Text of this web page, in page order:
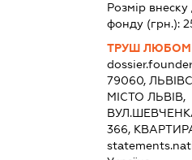
Розмір внеску
фонду (грн.):
ТРУШ
79060,
МІСТО ЛЬВІВ,
366,